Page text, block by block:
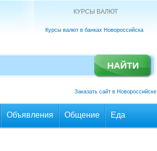
КУРСЫ ВАЛЮТ
Курсы валют в банках Новороссийска
Заказать сайт в Новороссийске
Объявления Общение Еда